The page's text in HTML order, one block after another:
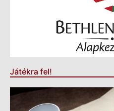
Játékra fel!